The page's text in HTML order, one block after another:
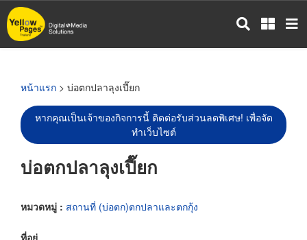
ข้าม
ไป
หน้าแรก > บ่อตกปลาลุงเปี๊ยก
หากคุณเป็นเจ้าของกิจการนี้ ติดต่อรับส่วนลดพิเศษ! เพื่อจัด
ทำเว็บไซต์
บ่อตกปลาลุงเปี๊ยก
หมวดหมู่ : สถานที่ (บ่อตก)ตกปลาและตกกุ้ง
ที่อยู่